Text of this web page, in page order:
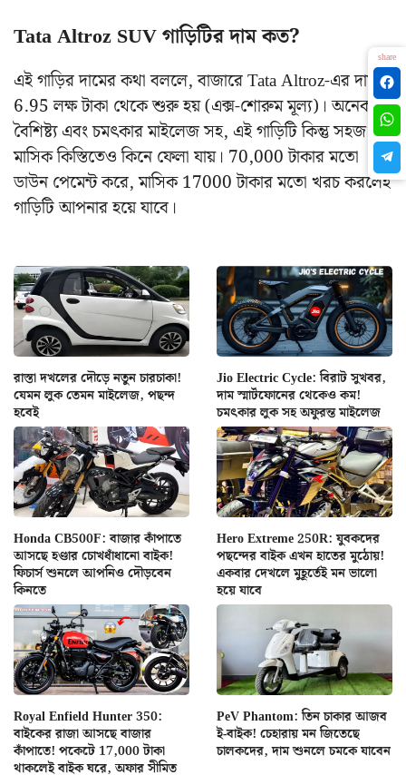
Tata Altroz ​​SUV গাড়িটির দাম কত?
এই গাড়ির দামের কথা বললে, বাজারে Tata Altroz-এর দাম
6.95 লক্ষ টাকা থেকে শুরু হয় (এক্স-শোরুম মূল্য)। অনেক
বৈশিষ্ট্য এবং চমৎকার মাইলেজ সহ, এই গাড়িটি কিন্তু সহজ
মাসিক কিস্তিতেও কিনে ফেলা যায়। 70,000 টাকার মতো
ডাউন পেমেন্ট করে, মাসিক 17000 টাকার মতো খরচ করলেই
গাড়িটি আপনার হয়ে যাবে।
রাস্তা দখলের দৌড়ে নতুন চারচাকা!
যেমন লুক তেমন মাইলেজ, পছন্দ
হবেই
Jio Electric Cycle: বিরাট সুখবর,
দাম স্মার্টফোনের থেকেও কম!
চমৎকার লুক সহ অফুরন্ত মাইলেজ
Honda CB500F: বাজার কাঁপাতে
আসছে হণ্ডার চোখধাঁধানো বাইক!
ফিচার্স শুনলে আপনিও দৌড়বেন
কিনতে
Hero Extreme 250R: যুবকদের
পছন্দের বাইক এখন হাতের মুঠোয়!
একবার দেখলে মুহূর্তেই মন ভালো
হয়ে যাবে
Royal Enfield Hunter 350:
বাইকের রাজা আসছে বাজার
কাঁপাতে! পকেটে 17,000 টাকা
থাকলেই বাইক ঘরে, অফার সীমিত
PeV Phantom: তিন চাকার আজব
ই-বাইক! চেহারায় মন জিতেছে
চালকদের, দাম শুনলে চমকে যাবেন
share